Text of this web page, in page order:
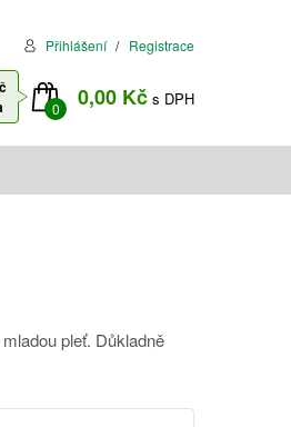
Přihlášení Registrace
0 0,00 Kč s DPH
pleť. Důkladně